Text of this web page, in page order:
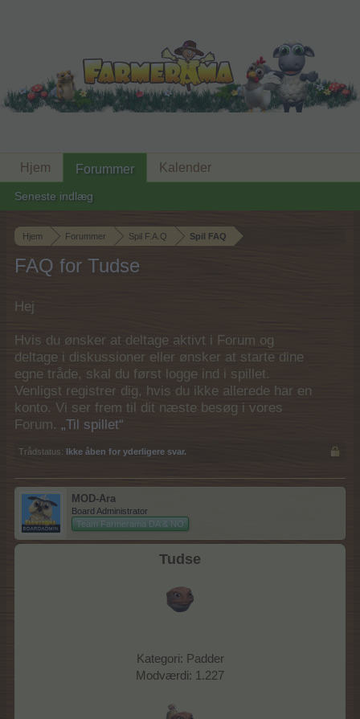
Hjem Forummer Spil F.A.Q Spil FAQ
FAQ for Tudse
Hej
Hvis du ønsker at deltage aktivt i Forum og
deltage i diskussioner eller ønsker at starte dine
egne tråde, skal du først logge ind i spillet.
Venligst registrer dig, hvis du ikke allerede har en
konto. Vi ser frem til dit næste besøg i vores
Forum. „Til spillet“
Trådstatus: Ikke åben for yderligere svar.
MOD-Ara
Board Administrator
Team Farmerama DA & NO
Tudse
Kategori: Padder
Modværdi: 1.227
Hjem Forummer
Seneste indlæg
Kalender